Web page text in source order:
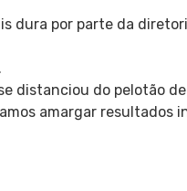
dura por parte da
distanciou do pelotão
amargar resultados